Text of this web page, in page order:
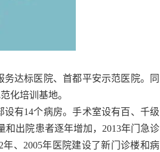
达标医院、首都平安示范医院。同
化培训基地。
有14个病房。手术室设有百、千级
出院患者逐年增加，2013年门急诊
年、2005年医院建设了新门诊楼和病